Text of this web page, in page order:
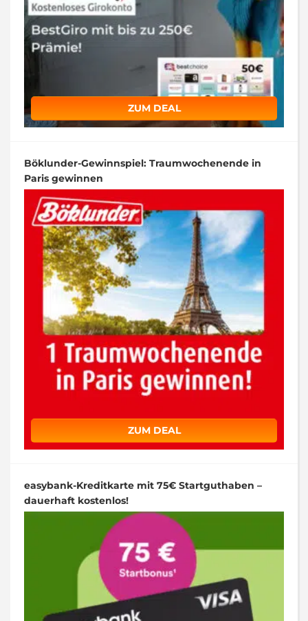
ZUM DEAL
Böklunder-Gewinnspiel: Traumwochenende in
Paris gewinnen
ZUM DEAL
easybank-Kreditkarte mit 75€ Startguthaben –
dauerhaft kostenlos!